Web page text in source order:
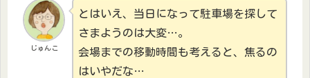
じゅんこ
とはいえ、当日になって駐車場を探して
さまようのは大変…。
会場までの移動時間も考えると、焦るの
はいやだな…